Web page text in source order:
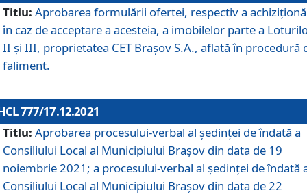
Titlu: Aprobarea formulării ofertei, respectiv a
în caz de acceptare a acesteia, a imobilelor parte a
II și III, proprietatea CET Brașov S.A., aflată în procedură
faliment.
777/17.12.2021
Titlu: Aprobarea procesului-verbal al şedinţei de îndată a
Consiliului Local al Municipiului Braşov din data de 19
noiembrie 2021; a procesului-verbal al şedinţei de îndată
Consiliului Local al Municipiului Braşov din data de 22